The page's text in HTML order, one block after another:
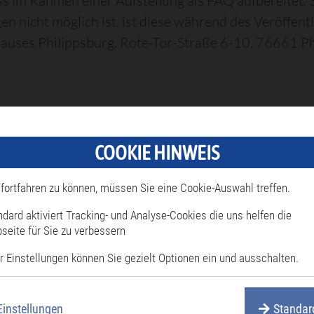
nicht möglich ist, ist diese während des
Philippsburg, Rote-Tor-Straße 6-10, 76661
Kommunale Wärmeplanung Stadt
COOKIE HINWEIS
zu können, müssen Sie eine Cookie-Auswahl treffen.
aktiviert Tracking- und Analyse-Cookies die uns helfen die
für Sie zu verbessern
Einstellungen können Sie gezielt Optionen ein und ausschalten.